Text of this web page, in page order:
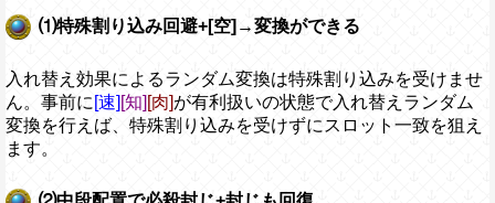
⑴特殊割り込み回避+[空]→変換ができる
入れ替え効果によるランダム変換は特殊割り込みを受けませ
ん。事前に [速] [知] [肉]が有利扱いの状態で入れ替えランダム
変換を行えば、特殊割り込みを受けずにスロット一致を狙え
ます。